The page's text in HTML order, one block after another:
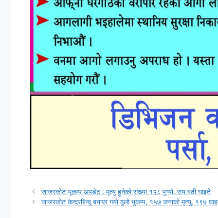
जाजरकोट भूकम्प अपडेट : मृत्यु हुनेको संख्या १२८ पुग्यो, सय बढी घाइते
जाजरकोट केन्द्रबिन्दु बनाएर गयो ठुलो भुकम्प, १५७ जनाको मृत्यु, १९७